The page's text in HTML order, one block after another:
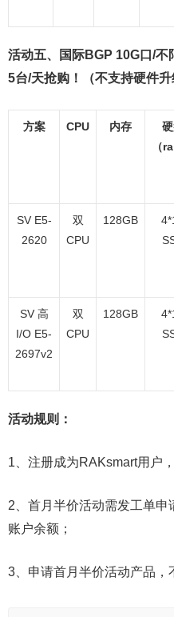
活动五、国际BGP 10G口/
5台/天抢购！（不支持硬件升
方案 CPU 内存
（
SV E5-
2620
双
CPU
128GB
SV 高
I/O E5-
2697v2
双
CPU
128GB
活动规则：
1、注册成为RAKsmart用户
2、首月半价活动需发工单申
账户余额；
3、申请首月半价活动产品，